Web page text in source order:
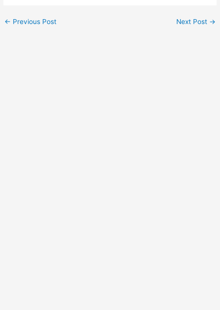
← Previous Post Next Post →